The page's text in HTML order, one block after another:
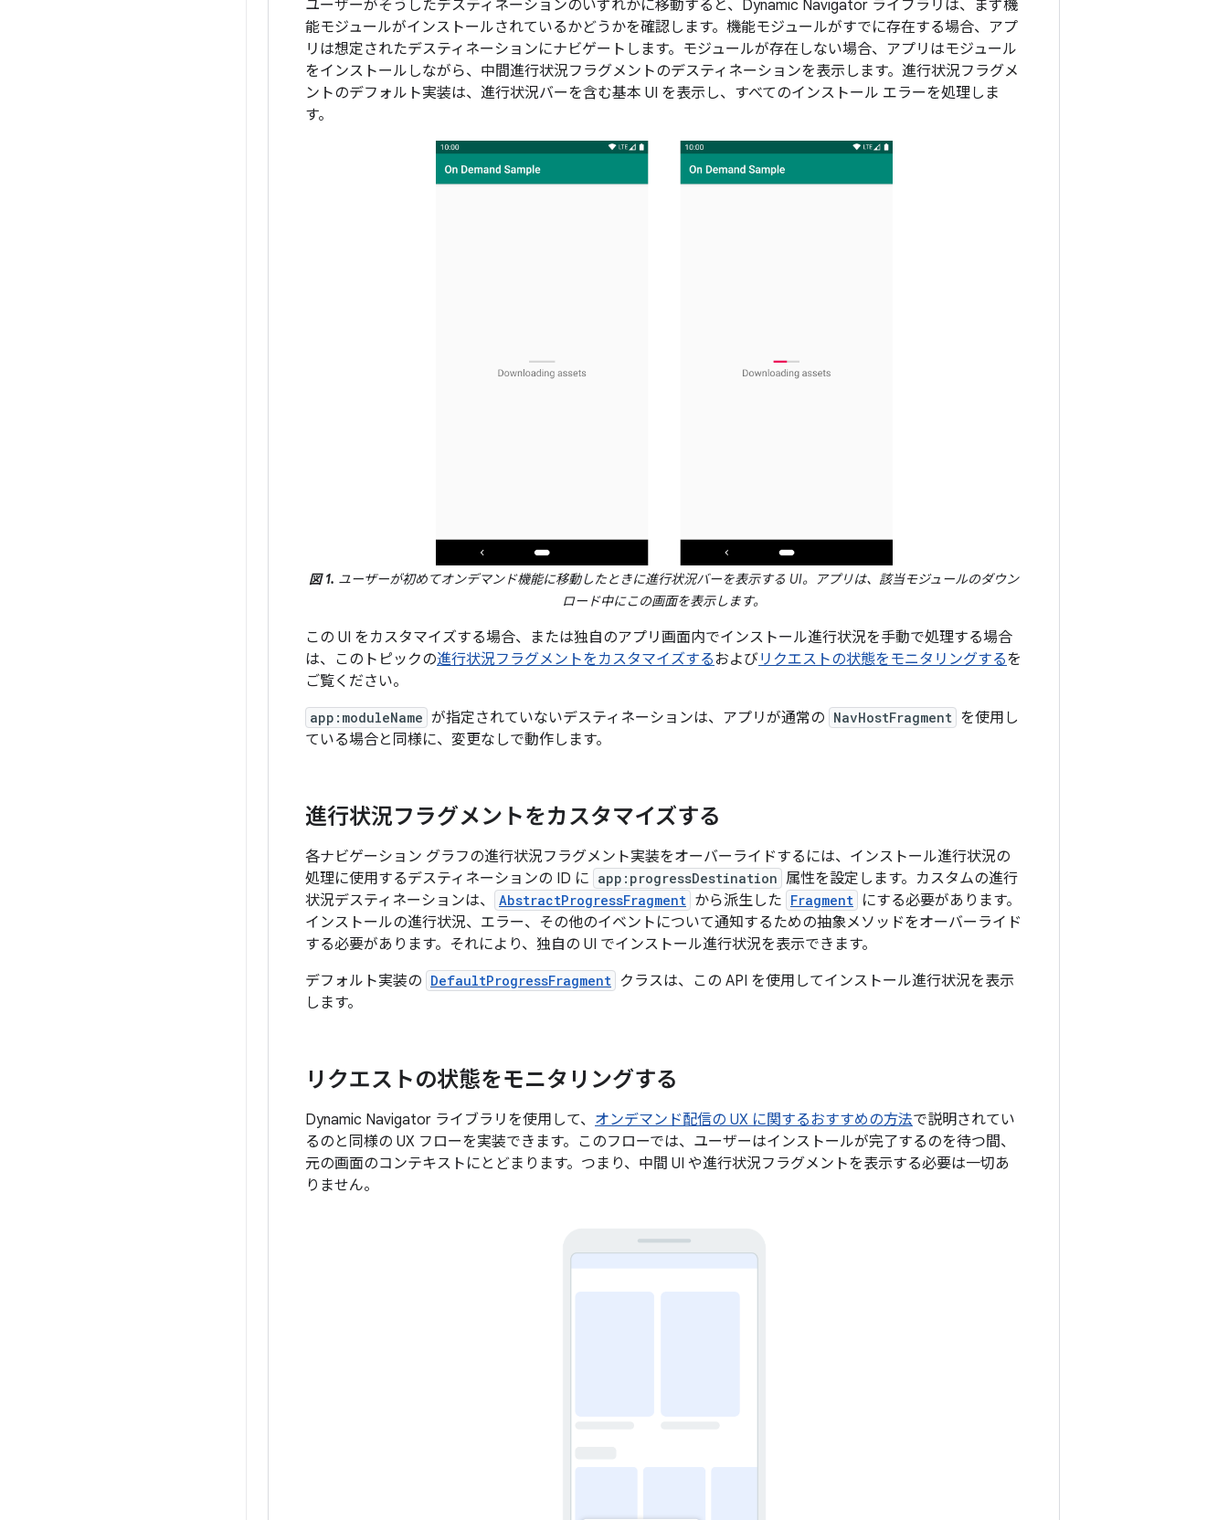
ユーザーがそうしたデスティネーションのいずれかに移動すると、Dynamic Navigator ライブラリは、まず機
能モジュールがインストールされているかどうかを確認します。機能モジュールがすでに存在する場合、アプ
リは想定されたデスティネーションにナビゲートします。モジュールが存在しない場合、アプリはモジュール
をインストールしながら、中間進行状況フラグメントのデスティネーションを表示します。進行状況フラグメ
ントのデフォルト実装は、進行状況バーを含む基本 UI を表示し、すべてのインストール エラーを処理しま
す。
図 1. ユーザーが初めてオンデマンド機能に移動したときに進行状況バーを表示する UI。アプリは、該当モジュールのダウン
ロード中にこの画面を表示します。
この UI をカスタマイズする場合、または独自のアプリ画面内でインストール進行状況を手動で処理する場合
は、このトピックの進行状況フラグメントをカスタマイズするおよび リクエストの状態をモニタリングするを
ご覧ください。
app:moduleName が指定されていないデスティネーションは、アプリが通常の NavHostFragment を使用し
ている場合と同様に、変更なしで動作します。
進行状況フラグメントをカスタマイズする
各ナビゲーション グラフの進行状況フラグメント実装をオーバーライドするには、インストール進行状況の
処理に使用するデスティネーションの ID に app:progressDestination 属性を設定します。カスタムの進行
状況デスティネーションは、
AbstractProgressFragment から派生した Fragment にする必要があります。
インストールの進行状況、エラー、その他のイベントについて通知するための抽象メソッドをオーバーライド
する必要があります。それにより、独自の UI でインストール進行状況を表示できます。
デフォルト実装の DefaultProgressFragment クラスは、この API を使用してインストール進行状況を表示
します。
リクエストの状態をモニタリングする
Dynamic Navigator ライブラリを使用して、 オンデマンド配信の UX に関するおすすめの方法で説明されてい
るのと同様の UX フローを実装できます。このフローでは、ユーザーはインストールが完了するのを待つ間、
元の画面のコンテキストにとどまります。つまり、中間 UI や進行状況フラグメントを表示する必要は一切あ
りません。